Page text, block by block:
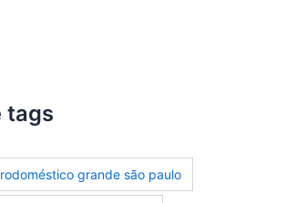
eletrodomesticos
tags
grande são paulo